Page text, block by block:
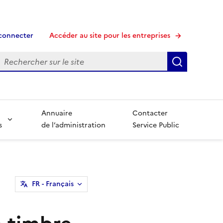
Accéder au site pour les entreprises
Recherche
Annuaire
de l’administration
Contacter
Service Public
FR- Français